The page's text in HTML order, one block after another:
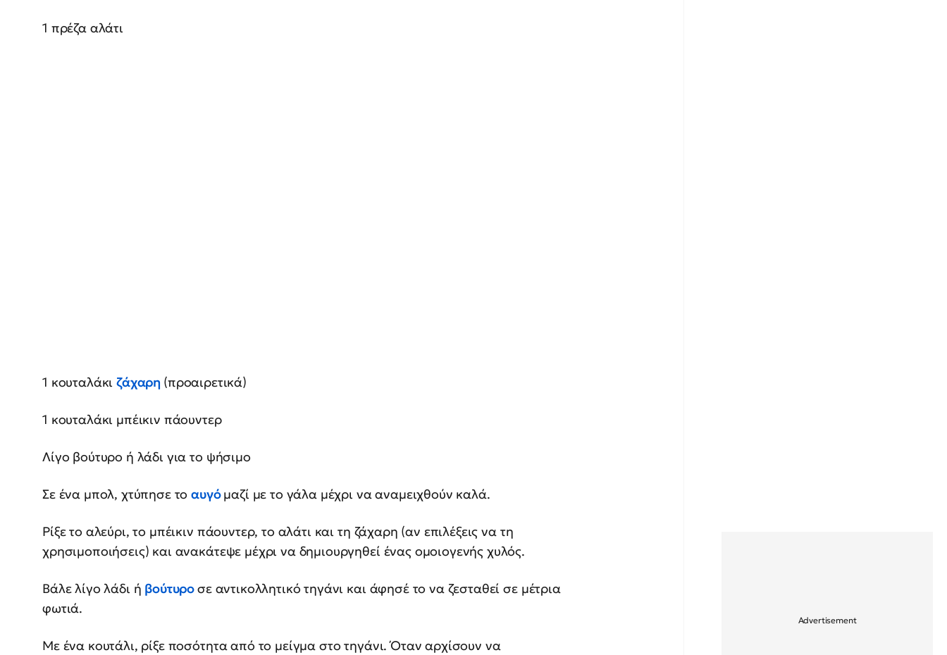
1 πρέζα αλάτι
1 κουταλάκιζάχαρη (προαιρετικά)
1 κουταλάκι μπέικιν πάουντερ
Λίγο βούτυρο ή λάδι για το ψήσιμο
Σε ένα μπολ, χτύπησε τοαυγόμαζί με το γάλα μέχρι να αναμειχθούν καλά.
Ρίξε το αλεύρι, το μπέικιν πάουντερ, το αλάτι και τη ζάχαρη (αν επιλέξεις να τη
χρησιμοποιήσεις) και ανακάτεψε μέχρι να δημιουργηθεί ένας ομοιογενής χυλός.
Βάλε λίγο λάδι ή βούτυροσε αντικολλητικό τηγάνι και άφησέ το να ζεσταθεί σε μέτρια
φωτιά.
Με ένα κουτάλι, ρίξε ποσότητα από το μείγμα στο τηγάνι. Όταν αρχίσουν να